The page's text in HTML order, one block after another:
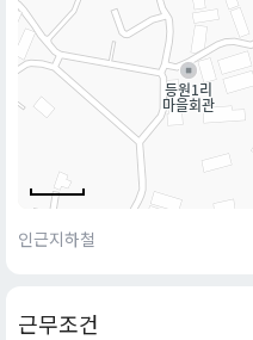
인근지하철
근무조건